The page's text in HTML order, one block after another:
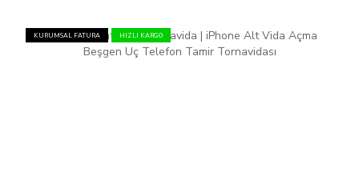
KURUMSAL FATURA HIZLI KARGO